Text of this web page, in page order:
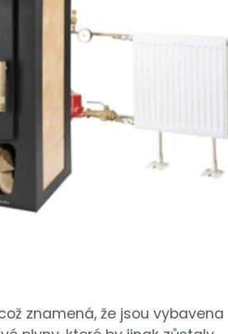
znamená, že jsou vybavena